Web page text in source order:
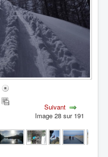
Suivant
Image 28 sur 191